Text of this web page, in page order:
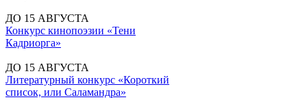
ДО 15 АВГУСТА
Конкурс кинопоэзии «Тени
Кадриорга»
ДО 15 АВГУСТА
Литературный конкурс «Короткий
список, или Саламандра»